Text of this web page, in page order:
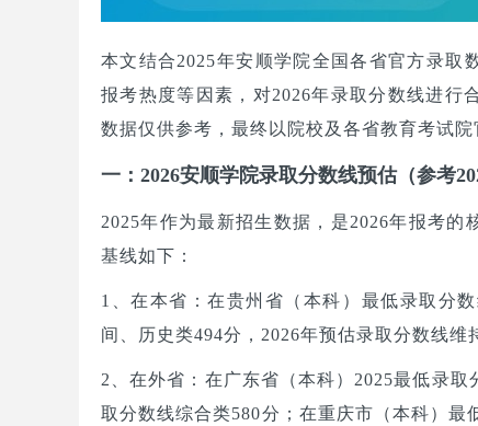
本文结合2025年安顺学院全国各省官方录取
报考热度等因素，对2026年录取分数线进行
数据仅供参考，最终以院校及各省教育考试院
一：2026安顺学院录取分数线预估（参考
2025年作为最新招生数据，是2026年报考
基线如下：
1、在本省：在贵州省（本科）最低录取分
间、历史类494分，2026年预估录取分数线维
2、在外省：在广东省（本科）2025最低录
取分数线综合类580分；在重庆市（本科）最